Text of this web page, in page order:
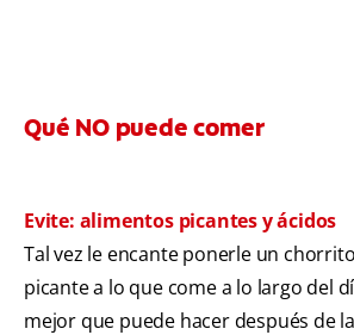
Qué NO puede comer
Evite: alimentos picantes y ácidos
Tal vez le encante ponerle un
picante a lo que come a lo largo del
mejor que puede hacer después de